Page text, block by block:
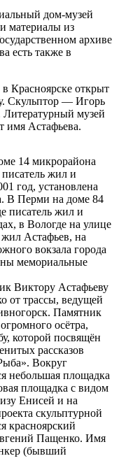
дом-музей
материалы из
архиве
есть также в
Красноярске открыт
Скульптор — Игорь
музей
имя Астафьева.
14 микрорайона
жил и
год, установлена
В Перми на доме 84
писатель жил и
в Вологде на улице
Астафьев, на
вокзала города
мемориальные
Виктору Астафьеву
от трассы, ведущей
Памятник
осётра,
которой посвящён
рассказов
Вокруг
небольшая площадка
площадка с видом
Енисей и на
скульптурной
красноярский
Пащенко. Имя
(бывший